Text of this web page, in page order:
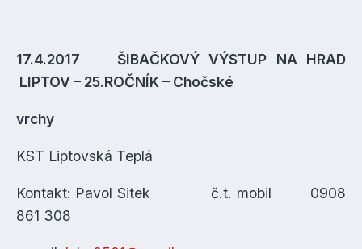
17.4.2017 ŠIBAČKOVÝ VÝSTUP NA HRAD
LIPTOV – 25.ROČNÍK – Chočské
vrchy
KST Liptovská Teplá
Kontakt: Pavol Sitek č.t. mobil 0908
861 308